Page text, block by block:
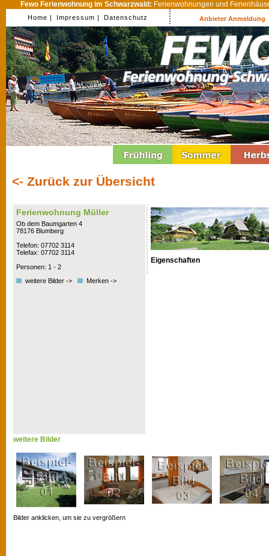
Fewo Ferienwohnung im Schwarzwald: Ferienwohnungen und
Home | Impressum | Datenschutz Anbieter Anmeldung
<- Zurück zur Übersicht
Ferienwohnung Müller
Ob dem Baumgarten 4
78176 Blumberg
Telefon: 07702 3114
Telefax: 07702 3114
Personen: 1 - 2
weitere Bilder ->
Merken ->
Eigenschaften
weitere Bilder
Bilder anklicken, um sie zu vergrößern